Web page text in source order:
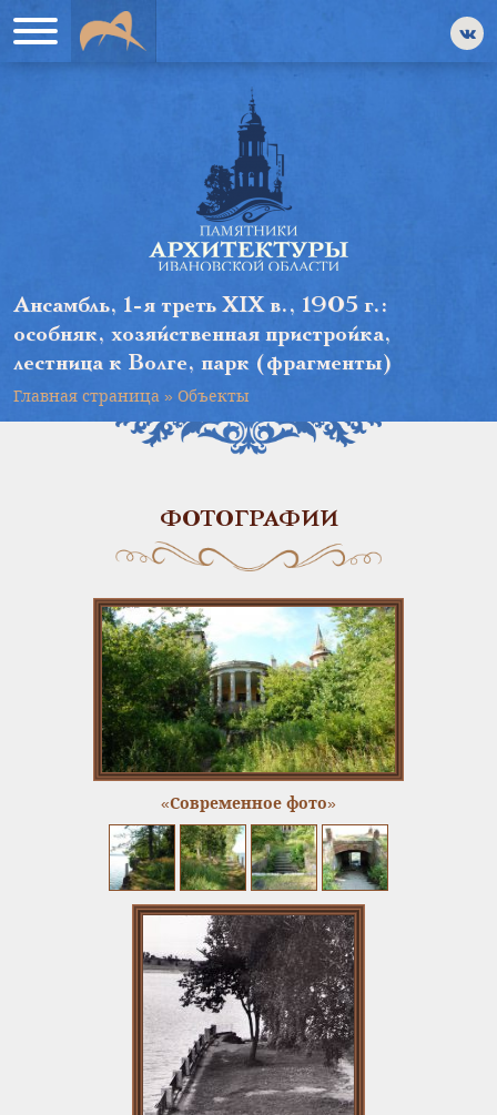
Ансамбль, 1-я треть XIX в., 1905 г.:
особняк, хозяйственная пристройка,
лестница к Волге, парк (фрагменты)
Главная страница » Объекты
ФОТОГРАФИИ
«Современное фото»